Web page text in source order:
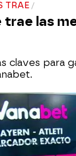
TRAE
las
claves para